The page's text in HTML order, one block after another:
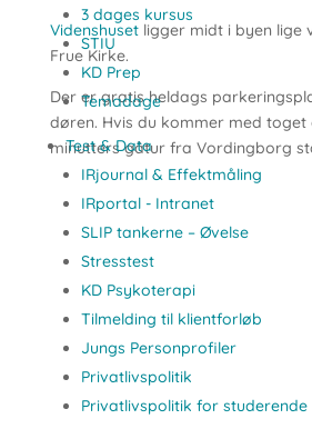
3 dages kursus
STIU
KD Prep
Temadage
Test & Data
IRjournal & Effektmåling
IRportal - Intranet
SLIP tankerne – Øvelse
Stresstest
KD Psykoterapi
Tilmelding til klientforløb
Jungs Personprofiler
Privatlivspolitik
Privatlivspolitik for studerende
Videnshusetligger midt i byen lige
Frue Kirke.
Der er gratis heldags
døren. Hvis du kommer med toget
minutters gåtur fra Vordingborg